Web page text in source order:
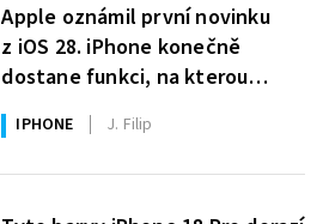
Apple oznámil první novinku
z iOS 28. iPhone konečně
dostane funkci, na kterou
uživatelé Windows čekají roky
IPHONE J. Filip